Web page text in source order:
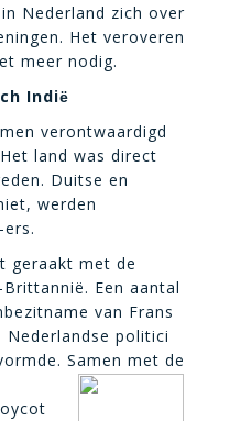
Nederland zich over
Het veroveren
meer nodig.
Indië
verontwaardigd
land was direct
Duitse en
werden
geraakt met de
Een aantal
van Frans
Nederlandse politici
Samen met de